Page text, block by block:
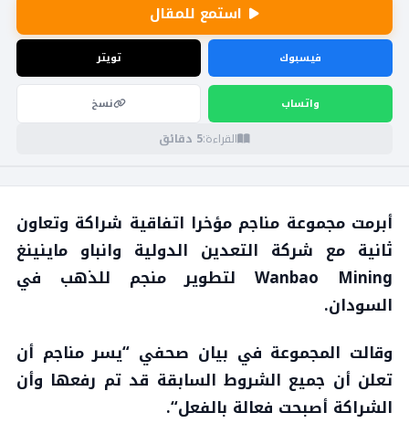
استمع للمقال
فيسبوك تويتر
واتساب نسخ
القراءة:5 دقائق
أبرمت مجموعة مناجم مؤخرا اتفاقية شراكة وتعاون
ثانية مع شركة التعدين الدولية وانباو ماينينغ
Wanbao Mining لتطوير منجم للذهب في
السودان.
وقالت المجموعة في بيان صحفي “يسر مناجم أن
تعلن أن جميع الشروط السابقة قد تم رفعها وأن
الشراكة أصبحت فعالة بالفعل“.